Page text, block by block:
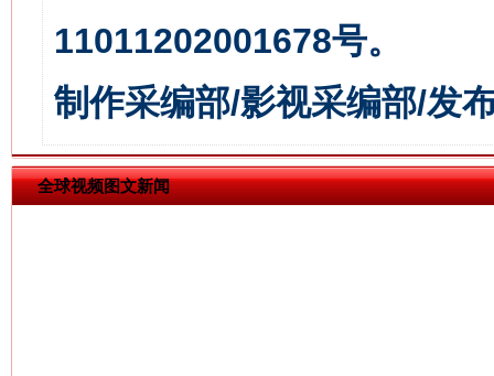
11011202001678号。
制作采编部/影视采编部/发
全球视频图文新闻